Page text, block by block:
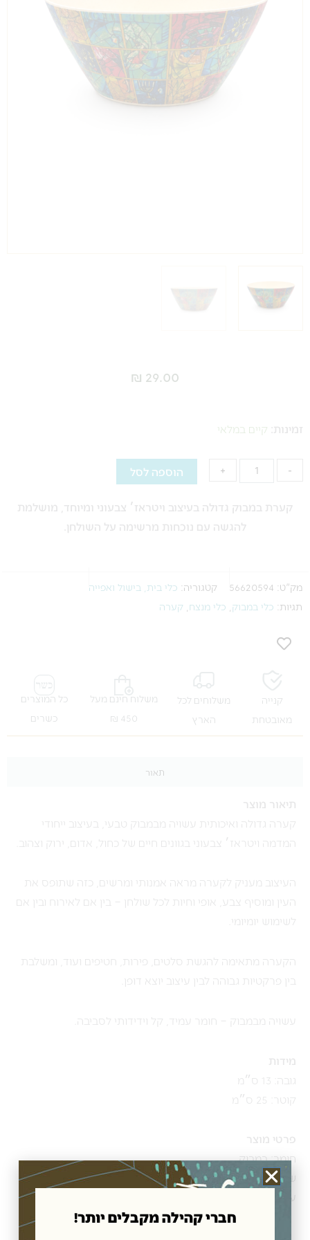
₪ 29.00
זמינות: קיים במלאי
-
קערת
גדולה
צבעוני
+ הוספה לסל
קערת במבוק גדולה בעיצוב ויטראז׳ צבעוני ומיוחד, מושלמת
להגשה עם נוכחות מרשימה על השולחן.
מק"ט: 56620594 קטגוריה: כלי בית, בישול ואפייה
תגיות: כלי במבוק כלי מנצח קערה
קנייה
מאובטחת
משלוחים לכל
הארץ
משלוח חינם מעל
450 ₪
כל המוצרים
כשרים
תאור
תיאור מוצר
קערה גדולה ואיכותית עשויה מבמבוק טבעי, בעיצוב ייחודי
המדמה ויטראז׳ צבעוני בגוונים חיים של כחול, אדום, ירוק וצהוב.
העיצוב מעניק לקערה מראה אמנותי ומרשים, כזה שתופס את
העין ומוסיף צבע, אופי וחיות לכל שולחן – בין אם לאירוח ובין אם
לשימוש יומיומי.
הקערה מתאימה להגשת סלטים, פירות, חטיפים ועוד, ומשלבת
בין פרקטיות גבוהה לבין עיצוב יוצא דופן.
עשויה מבמבוק – חומר עמיד, קל וידידותי לסביבה.
מידות
גובה: 13 ס״מ
קוטר: 25 ס״מ
פרטי מוצר
חומר: במבוק
שימוש: הגשה / סלטים / פירות
עיצוב: ויטראז׳ צבעוני
חברי קהילה מקבלים יותר!